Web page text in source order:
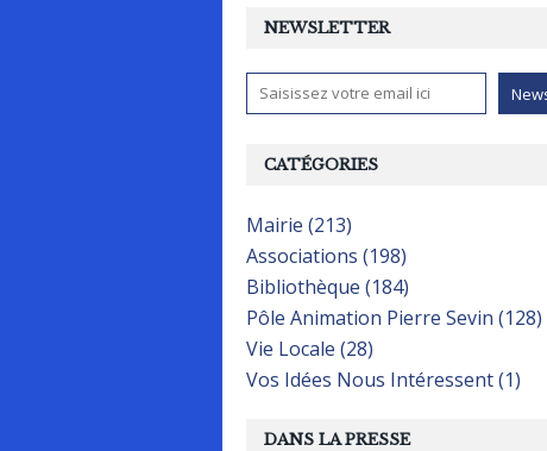
NEWSLETTER
CATÉGORIES
Mairie (213)
Associations (198)
Bibliothèque (184)
Pôle Animation Pierre Sevin (128)
Vie Locale (28)
Vos Idées Nous Intéressent (1)
DANS LA PRESSE